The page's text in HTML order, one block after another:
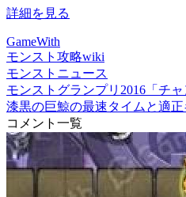
詳細を見る
GameWith
モンスト攻略wiki
モンストニュース
モンストグランプリ2016「チ
漆黒の巨鯨の最速タイムと適
コメント一覧